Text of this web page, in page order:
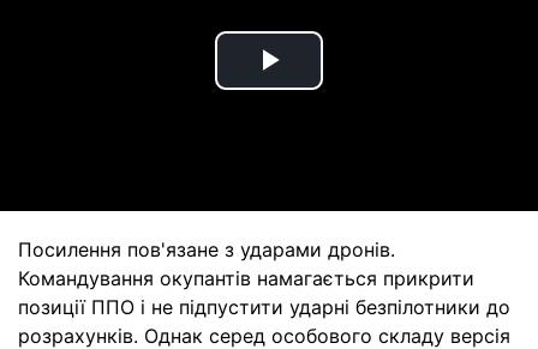
Play
Посилення пов'язане з ударами дронів.
Командування окупантів намагається прикрити
позиції ППО і не підпустити ударні безпілотники до
розрахунків. Однак серед особового складу версія